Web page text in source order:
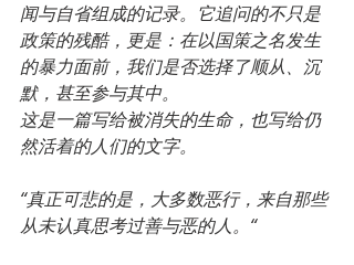
闻与自省组成的记录。它追问的不只是
政策的残酷，更是：在以国策之名发生
的暴力面前，我们是否选择了顺从、沉
默，甚至参与其中。
这是一篇写给被消失的生命，也写给仍
然活着的人们的文字。
“真正可悲的是，大多数恶行，来自那些
从未认真思考过善与恶的人。“